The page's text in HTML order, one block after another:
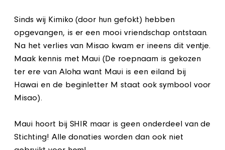
Sinds wij Kimiko (door hun gefokt) hebben
opgevangen, is er een mooi vriendschap ontstaan.
Na het verlies van Misao kwam er ineens dit ventje.
Maak kennis met Maui (De roepnaam is gekozen
ter ere van Aloha want Maui is een eiland bij
Hawai en de beginletter M staat ook symbool voor
Misao).
Maui hoort bij SHIR maar is geen onderdeel van de
Stichting! Alle donaties worden dan ook niet